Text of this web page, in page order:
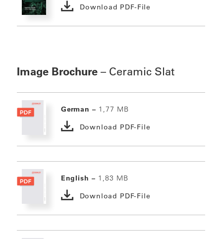
Download PDF-File
Image Brochure– Ceramic Slat
German – 1,77 MB
Download PDF-File
English – 1,83 MB
Download PDF-File